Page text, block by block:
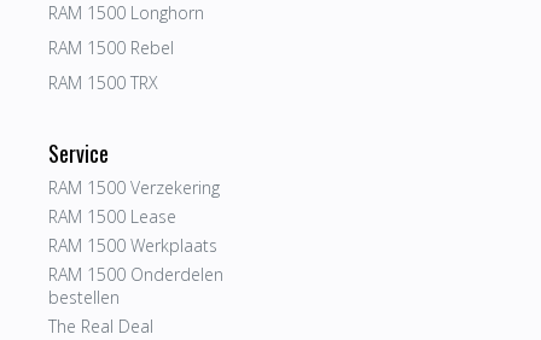
RAM 1500 Longhorn
RAM 1500 Rebel
RAM 1500 TRX
Service
RAM 1500 Verzekering
RAM 1500 Lease
RAM 1500 Werkplaats
RAM 1500 Onderdelen
bestellen
The Real Deal